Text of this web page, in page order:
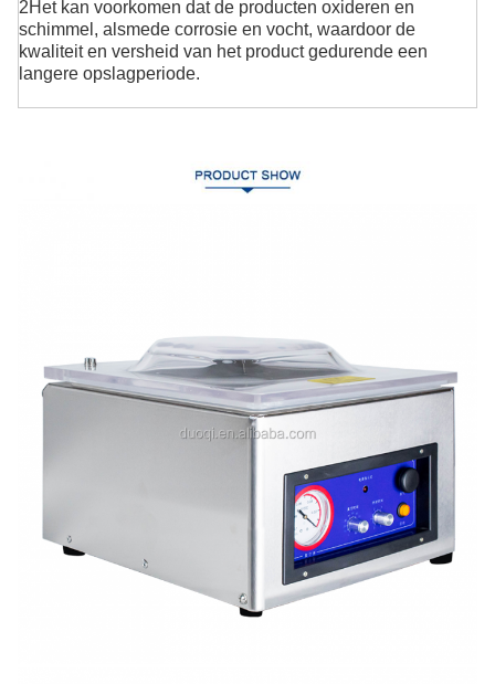
2Het kan voorkomen dat de producten oxideren en
schimmel, alsmede corrosie en vocht, waardoor de
kwaliteit en versheid van het product gedurende een
langere opslagperiode.